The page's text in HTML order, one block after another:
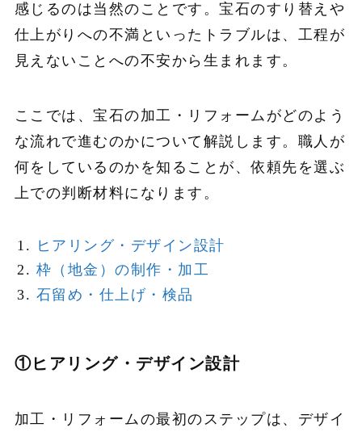
感じるのは当然のことです。宝石のすり替えや
仕上がりへの不満といったトラブルは、工程が
見えないことへの不安から生まれます。
ここでは、宝石の加工・リフォームがどのよう
な流れで進むのかについて解説します。職人が
何をしているのかを知ることが、依頼先を選ぶ
上での判断材料になります。
ヒアリング・デザイン設計
枠（地金）の制作・加工
石留め・仕上げ・検品
①ヒアリング・デザイン設計
加工・リフォームの最初のステップは、デザイ